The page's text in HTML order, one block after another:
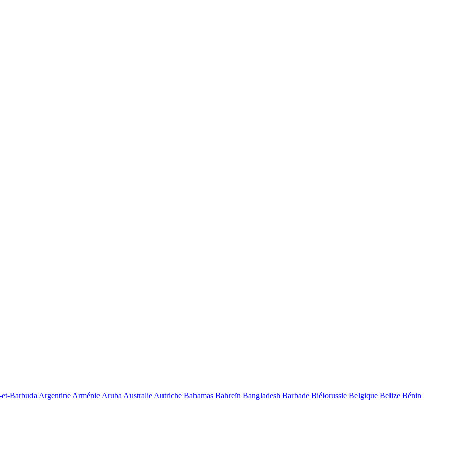
Barbuda Argentine Arménie Aruba Australie Autriche Bahamas Bahreïn Bangladesh Barbade Biélorussie Belgique Belize Bénin